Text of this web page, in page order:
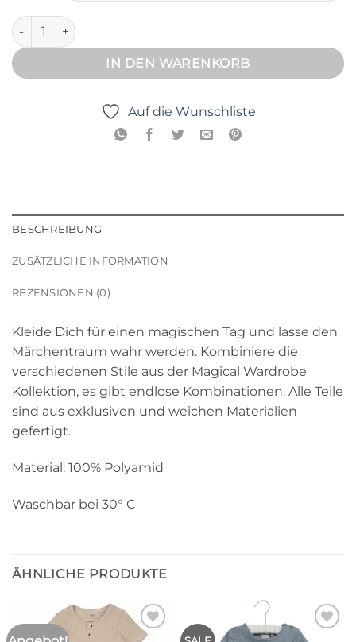
Prinzessin Tüllrock Mint Menge
IN DEN WARENKORB
Auf die Wunschliste
BESCHREIBUNG
ZUSÄTZLICHE INFORMATION
REZENSIONEN (0)
Kleide Dich für einen magischen Tag und lasse den
Märchentraum wahr werden. Kombiniere die
verschiedenen Stile aus der Magical Wardrobe
Kollektion, es gibt endlose Kombinationen. Alle Teile
sind aus exklusiven und weichen Materialien
gefertigt.
Material: 100% Polyamid
Waschbar bei 30° C
ÄHNLICHE PRODUKTE